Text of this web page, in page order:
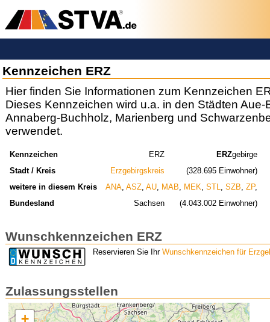
Kennzeichen ERZ
Hier finden Sie Informationen zum Kennzeichen
Dieses Kennzeichen wird u.a. in den Städten Aue-
Annaberg-Buchholz, Marienberg und
verwendet.
Kennzeichen ERZ ERZgebirge
Stadt / Kreis
Erzgebirgskreis
(328.695 Einwohner)
weitere in diesem Kreis
ANA, ASZ, AU, MAB MEK STL SZB ZP,
Bundesland
Sachsen (4.043.002 Einwohner)
Wunschkennzeichen ERZ
Reservieren Sie Ihr Wunschkennzeichen für
Zulassungsstellen
+